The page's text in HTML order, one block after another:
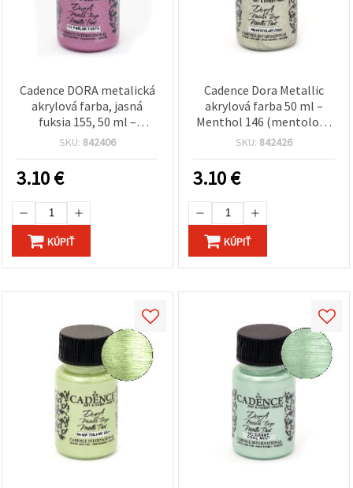
Cadence DORA metalická
akrylová farba, jasná
fuksia 155, 50 ml –
trblietavá farba na DIY,
dekoračné projekty
SKU: 842406
3.10€
KÚPIŤ
Cadence Dora Metallic
akrylová farba 50 ml –
Menthol 146 (mentolová
zelená, trblietavý lesk),
farba na DIY, plátno,
drevo a papier
SKU: 842426
3.10€
KÚPIŤ